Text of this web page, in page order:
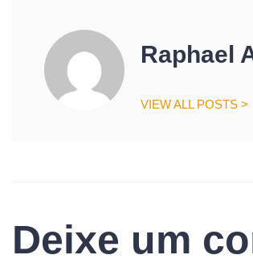
Raphael
VIEW ALL POSTS >
Deixe um